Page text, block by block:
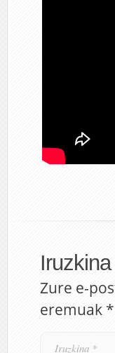
Zure e-
eremuak *